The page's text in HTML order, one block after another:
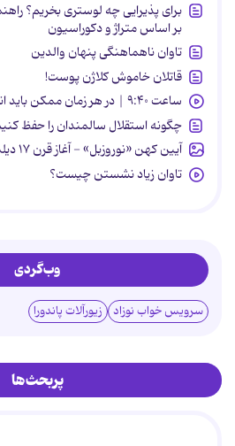
برای پذیرایی چه لوستری بخریم؟
بر اساس متراژ و دکوراسیون
تاوان ناهماهنگی پنهان والدین
قاتلان خاموش کلاژن پوست!
ساعت ۹:۴۰ | در هر زمان ممکن باید انتقامشان را پس بدهند
چگونه استقلال سالمندان را حفظ
آیین کهن «نوروزبل» - آغاز قرن ۱۷ دیلمی
تاوان زیاد نشستن چیست؟
وب‌گردی
سرویس خواب نوزاد زیورآلات پاندورا
پربحث‌ها